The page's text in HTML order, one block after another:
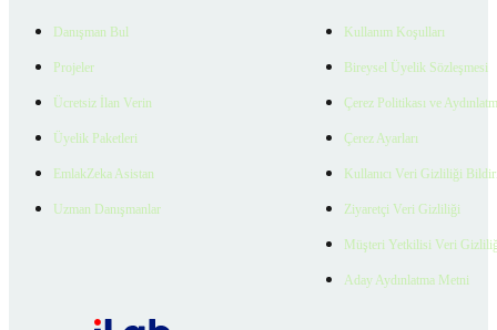
Danışman Bul
Projeler
Ücretsiz İlan Verin
Üyelik Paketleri
EmlakZeka Asistan
Uzman Danışmanlar
Kullanım Koşulları
Bireysel Üyelik Sözleşmesi
Çerez Politikası ve
Çerez Ayarları
Kullanıcı Veri Gizliliği
Ziyaretçi Veri Gizliliği
Müşteri Yetkilisi Veri
Aday Aydınlatma Metni